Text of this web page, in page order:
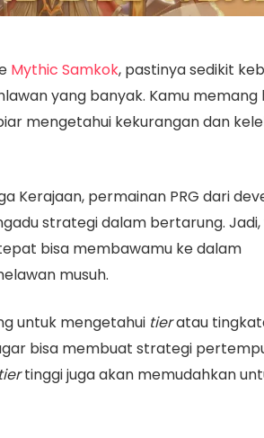
Mythic Samkok, pastinya sedikit
yang banyak. Kamu memang
mengetahui kekurangan dan
Kerajaan, permainan PRG dari
strategi dalam bertarung.
bisa membawamu ke dalam
musuh.
untuk mengetahui tieratau
bisa membuat strategi
tiertinggi juga akan memudahkan